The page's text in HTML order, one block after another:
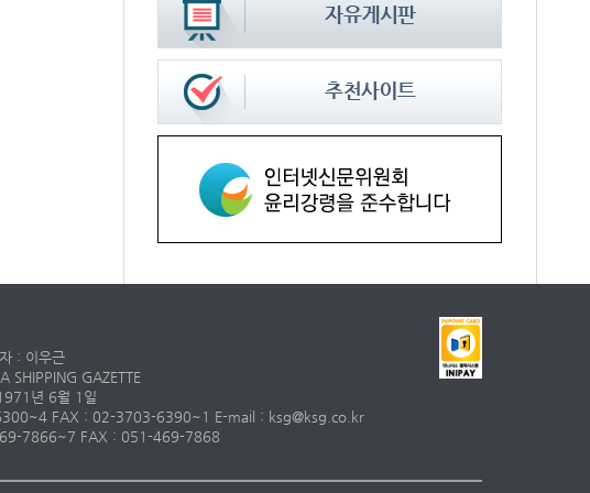
: 이우근
GAZETTE
년 6월 1일
FAX : 02-3703-6390~1 E-mail : ksg@ksg.co.kr
7866~7 FAX : 051-469-7868